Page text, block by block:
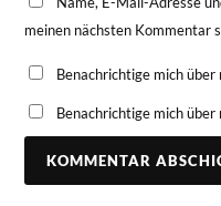
meinen nächsten Kommentar
Benachrichtige mich
Benachrichtige mich